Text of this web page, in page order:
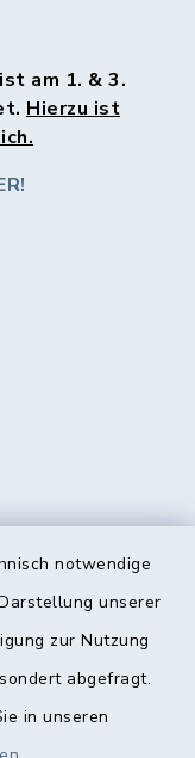
notwendige
unserer
zur Nutzung
abgefragt.
in unseren
am 1. & 3.
Hierzu ist